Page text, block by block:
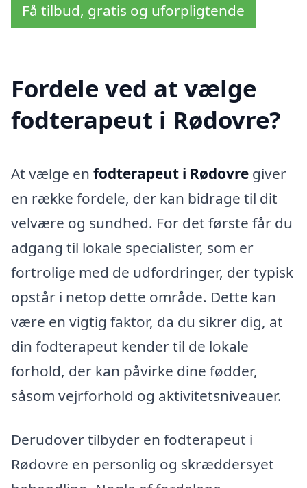
Få tilbud, gratis og uforpligtende
Fordele ved at vælge
fodterapeut i Rødovre?
At vælge en fodterapeut i Rødovre giver
en række fordele, der kan bidrage til dit
velvære og sundhed. For det første får du
adgang til lokale specialister, som er
fortrolige med de udfordringer, der typisk
opstår i netop dette område. Dette kan
være en vigtig faktor, da du sikrer dig, at
din fodterapeut kender til de lokale
forhold, der kan påvirke dine fødder,
såsom vejrforhold og aktivitetsniveauer.
Derudover tilbyder en fodterapeut i
Rødovre en personlig og skræddersyet